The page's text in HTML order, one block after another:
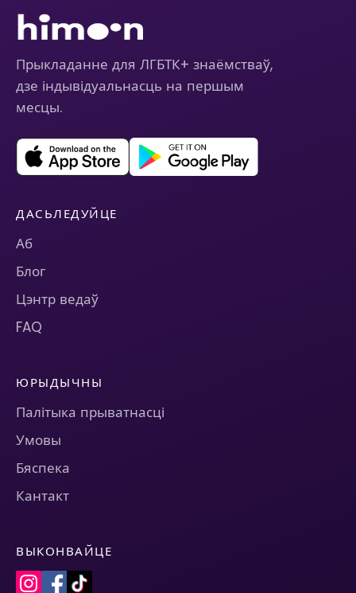
Прыкладанне для ЛГБТК+ знаёмстваў,
дзе індывідуальнасць на першым
месцы.
ДАСЬЛЕДУЙЦЕ
Аб
Блог
Цэнтр ведаў
FAQ
ЮРЫДЫЧНЫ
Палітыка прыватнасці
Умовы
Бяспека
Кантакт
ВЫКОНВАЙЦЕ